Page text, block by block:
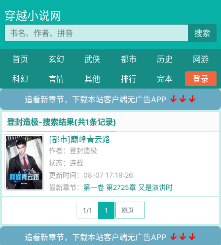
穿越小说网
搜索
首页 玄幻 武侠 都市 历史
网游
科幻
言情 其他 排行 完本 登录
追看新章节，下载本站客户端无广告APP ↓↓↓
登封造极-搜索结果(共1条记录)
[都市]巅峰青云路
作者：登封造极
状态：连载
更新时间：08-07 17:19:26
最新章节：第一卷 第2725章 又是演讲时
1/1 1
追看新章节，下载本站客户端无广告APP ↓↓↓